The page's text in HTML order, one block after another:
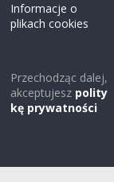
Informacje o
plikach cookies
Przechodząc dalej,
akceptujesz polity
kę prywatności